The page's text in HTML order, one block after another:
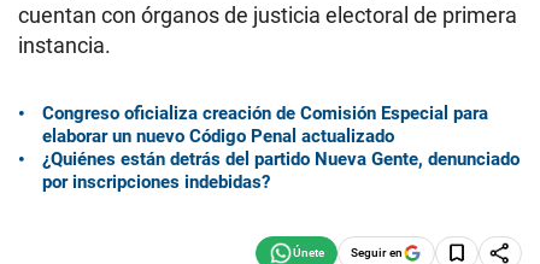
cuentan con órganos de justicia electoral de primera
instancia.
Congreso oficializa creación de Comisión Especial para
elaborar un nuevo Código Penal actualizado
¿Quiénes están detrás del partido Nueva Gente, denunciado
por inscripciones indebidas?
Seguir en